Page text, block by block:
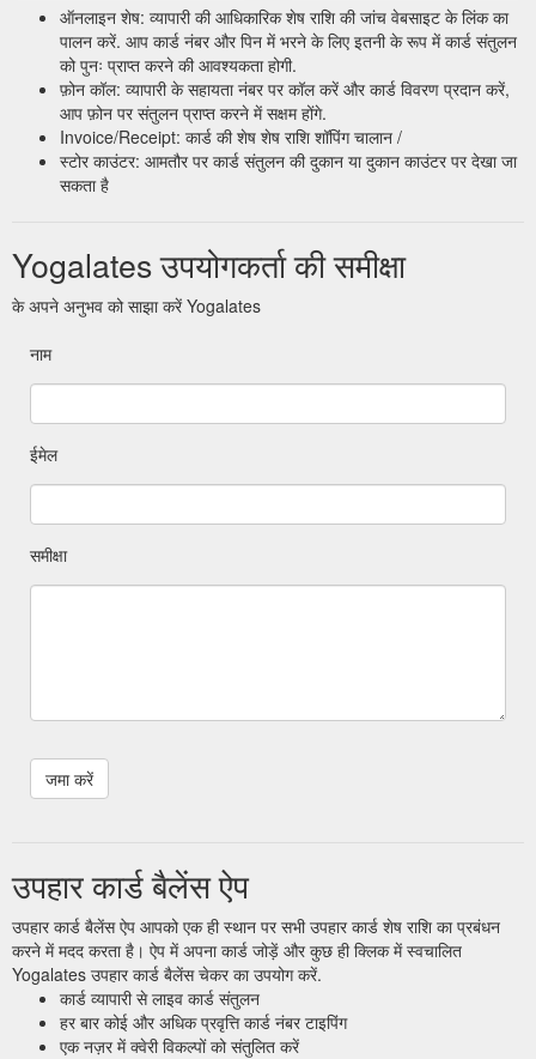
ऑनलाइन शेष: व्यापारी की आधिकारिक शेष राशि की जांच वेबसाइट के लिंक का
पालन करें. आप कार्ड नंबर और पिन में भरने के लिए इतनी के रूप में कार्ड संतुलन
को पुनः प्राप्त करने की आवश्यकता होगी.
फ़ोन कॉल: व्यापारी के सहायता नंबर पर कॉल करें और कार्ड विवरण प्रदान करें,
आप फ़ोन पर संतुलन प्राप्त करने में सक्षम होंगे.
Invoice/Receipt: कार्ड की शेष शेष राशि शॉपिंग चालान /
स्टोर काउंटर: आमतौर पर कार्ड संतुलन की दुकान या दुकान काउंटर पर देखा जा
सकता है
Yogalates उपयोगकर्ता की समीक्षा
के अपने अनुभव को साझा करें Yogalates
नाम
ईमेल
समीक्षा
उपहार कार्ड बैलेंस ऐप
उपहार कार्ड बैलेंस ऐप आपको एक ही स्थान पर सभी उपहार कार्ड शेष राशि का प्रबंधन
करने में मदद करता है। ऐप में अपना कार्ड जोड़ें और कुछ ही क्लिक में स्वचालित
Yogalates उपहार कार्ड बैलेंस चेकर का उपयोग करें.
कार्ड व्यापारी से लाइव कार्ड संतुलन
हर बार कोई और अधिक प्रवृत्ति कार्ड नंबर टाइपिंग
एक नज़र में क्वेरी विकल्पों को संतुलित करें